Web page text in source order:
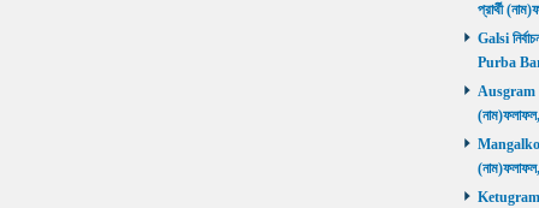
প্রার্থী
Galsi
Purba
Ausgram
Mangalkot
Ketugram